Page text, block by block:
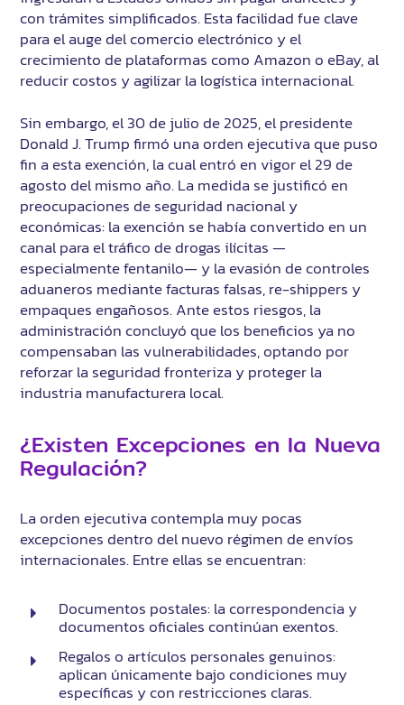
con trámites simplificados. Esta facilidad fue clave
para el auge del comercio electrónico y el
crecimiento de plataformas como Amazon o eBay, al
reducir costos y agilizar la logística internacional.
Sin embargo, el 30 de julio de 2025, el presidente
Donald J. Trump firmó una orden ejecutiva que puso
fin a esta exención, la cual entró en vigor el 29 de
agosto del mismo año. La medida se justificó en
preocupaciones de seguridad nacional y
económicas: la exención se había convertido en un
canal para el tráfico de drogas ilícitas —
especialmente fentanilo— y la evasión de controles
aduaneros mediante facturas falsas, re-shippers y
empaques engañosos. Ante estos riesgos, la
administración concluyó que los beneficios ya no
compensaban las vulnerabilidades, optando por
reforzar la seguridad fronteriza y proteger la
industria manufacturera local.
¿Existen Excepciones en la Nueva
Regulación?
La orden ejecutiva contempla muy pocas
excepciones dentro del nuevo régimen de envíos
internacionales. Entre ellas se encuentran:
Documentos postales: la correspondencia y
documentos oficiales continúan exentos.
Regalos o artículos personales genuinos:
aplican únicamente bajo condiciones muy
específicas y con restricciones claras.